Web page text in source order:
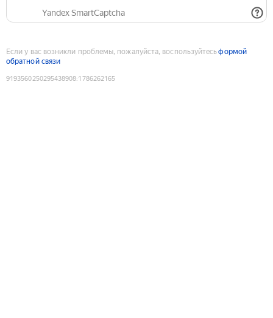
Yandex SmartCaptcha
Если у вас возникли проблемы, пожалуйста, воспользуйтесьформой
обратной связи
9193560250295438908:1786262165